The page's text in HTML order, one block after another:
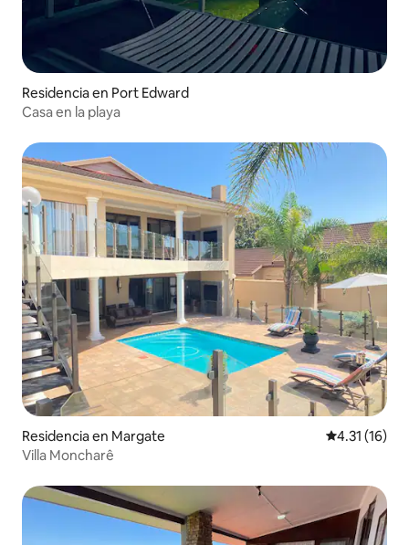
Residencia en Port Edward
Casa en la playa
Residencia en Margate Calificación
4.31 (16)
Villa Moncharê